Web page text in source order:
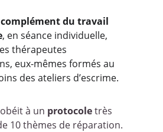
complément du travail
, en séance individuelle,
thérapeutes
eux-mêmes formés au
des ateliers d’escrime.
à un protocole très
10 thèmes de réparation.